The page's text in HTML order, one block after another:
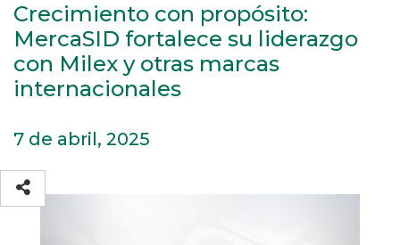
Crecimiento con propósito:
MercaSID fortalece su liderazgo
con Milex y otras marcas
internacionales
7 de abril, 2025